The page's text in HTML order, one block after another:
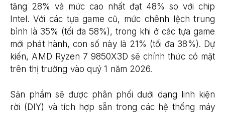
tăng 28% và mức cao nhất đạt 48% so với chip
Intel. Với các tựa game cũ, mức chênh lệch trung
bình là 35% (tối đa 58%), trong khi ở các tựa game
mới phát hành, con số này là 21% (tối đa 38%). Dự
kiến, AMD Ryzen 7 9850X3D sẽ chính thức có mặt
trên thị trường vào quý 1 năm 2026.
Sản phẩm sẽ được phân phối dưới dạng linh kiện
rời (DIY) và tích hợp sẵn trong các hệ thống máy